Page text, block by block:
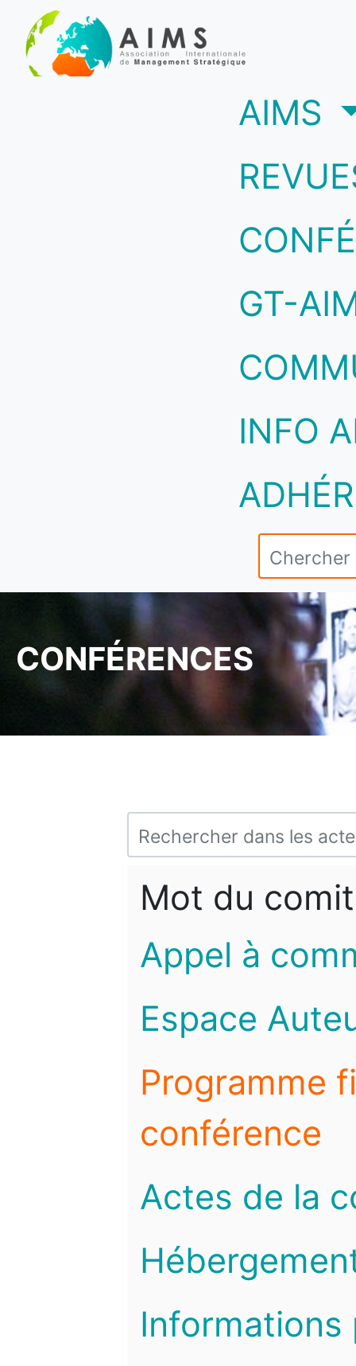
AIMS
GT-
INFO
CONFÉRENCES
Mot du
Appel à
Espace
Programme
conférence
Actes de la
Informations